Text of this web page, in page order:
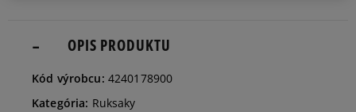
OPIS PRODUKTU
Kód výrobcu: 4240178900
Kategória: Ruksaky